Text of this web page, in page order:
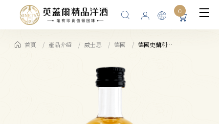
0
首頁 產品介紹 威士忌 德國 德國史蘭利SLYRS AMONTILLADO 單一麥芽威士忌46% 雪莉酒桶迷你酒